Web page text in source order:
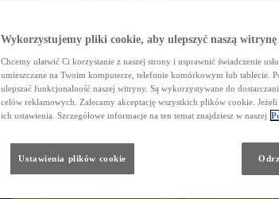
Wykorzystujemy pliki cookie, aby ulepszyć naszą witrynę
Chcemy ułatwić Ci korzystanie z naszej strony i usprawnić świadczenie
umieszczane na Twoim komputerze, telefonie komórkowym lub tablecie.
ulepszać funkcjonalność naszej witryny. Są wykorzystywane do
celów reklamowych. Zalecamy akceptację wszystkich plików cookie.
ich ustawienia. Szczegółowe informacje na ten temat znajdziesz w naszej
Ustawienia plików cookie